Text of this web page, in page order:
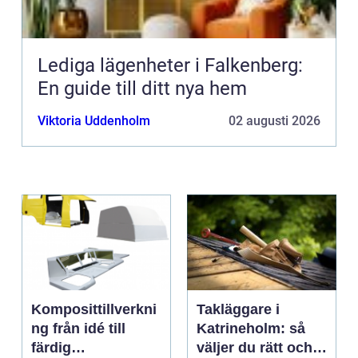
Lediga lägenheter i Falkenberg:
En guide till ditt nya hem
Viktoria Uddenholm 02 augusti 2026
Komposittillverkni
ng från idé till
färdig
Takläggare i
Katrineholm: så
väljer du rätt och